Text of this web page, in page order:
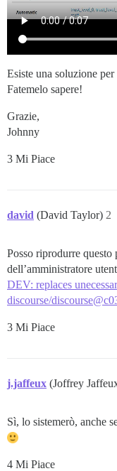
Esiste una soluzione
Fatemelo sapere!
Grazie,
Johnny
3 Mi Piace
david (David Taylor) 2
Posso riprodurre
dell’amministratore
DEV: replaces
discourse/
3 Mi Piace
j.jaffeux (Joffrey
Sì, lo sistemerò, anche
4 Mi Piace